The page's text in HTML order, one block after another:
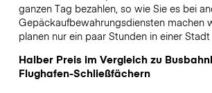
ganzen Tag bezahlen, so wie Sie es bei
Gepäckaufbewahrungsdiensten machen
planen nur ein paar Stunden in einer Stadt
Halber Preis im Vergleich zu
Flughafen-Schließfächern